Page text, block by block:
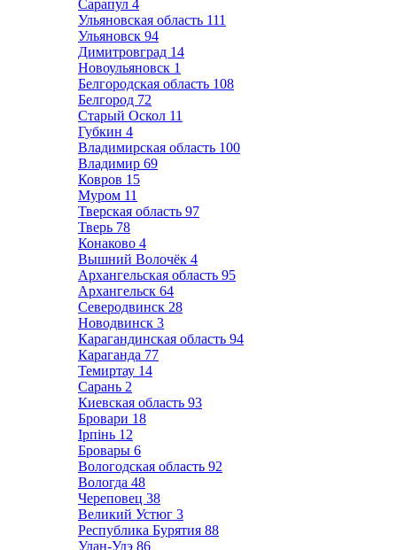
Сарапул 4
Ульяновская область 111
Ульяновск 94
Димитровград 14
Новоульяновск 1
Белгородская область 108
Белгород 72
Старый Оскол 11
Губкин 4
Владимирская область 100
Владимир 69
Ковров 15
Муром 11
Тверская область 97
Тверь 78
Конаково 4
Вышний Волочёк 4
Архангельская область 95
Архангельск 64
Северодвинск 28
Новодвинск 3
Карагандинская область 94
Караганда 77
Темиртау 14
Сарань 2
Киевская область 93
Бровари 18
Ірпінь 12
Бровары 6
Вологодская область 92
Вологда 48
Череповец 38
Великий Устюг 3
Республика Бурятия 88
Улан-Удэ 86